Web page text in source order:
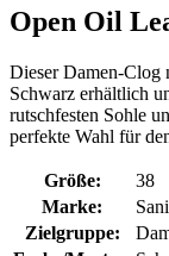
Open Oil
Dieser Damen-Clog
Schwarz erhältlich
rutschfesten Sohle
perfekte Wahl für
Größe:
38
Marke:
Zielgruppe: